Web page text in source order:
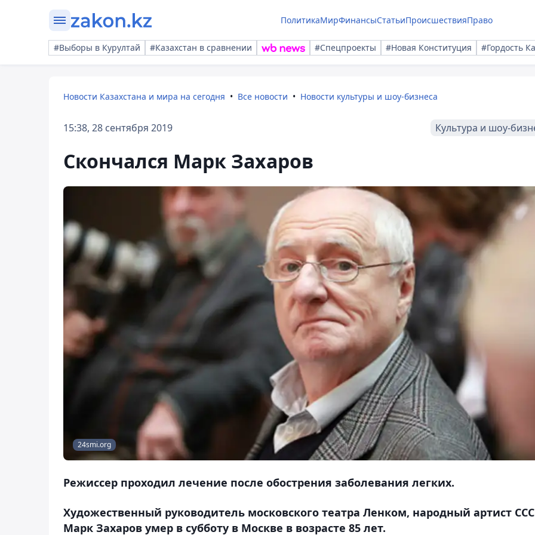
ПолитикаМирФинансыСтатьиПроисшествияПраво
#Выборы в Курултай #Казахстан в сравнении #Спецпроекты #Новая Конституция #Гордость
Новости Казахстана и мира на сегодня Все новости Новости культуры и шоу-бизнеса
15:38, 28 сентября 2019 Культура и шоу-
Скончался Марк Захаров
24smi.org
Режиссер проходил лечение после обострения заболевания легких.
Художественный руководитель московского театра Ленком, народный артист
Марк Захаров умер в субботу в Москве в возрасте 85 лет.